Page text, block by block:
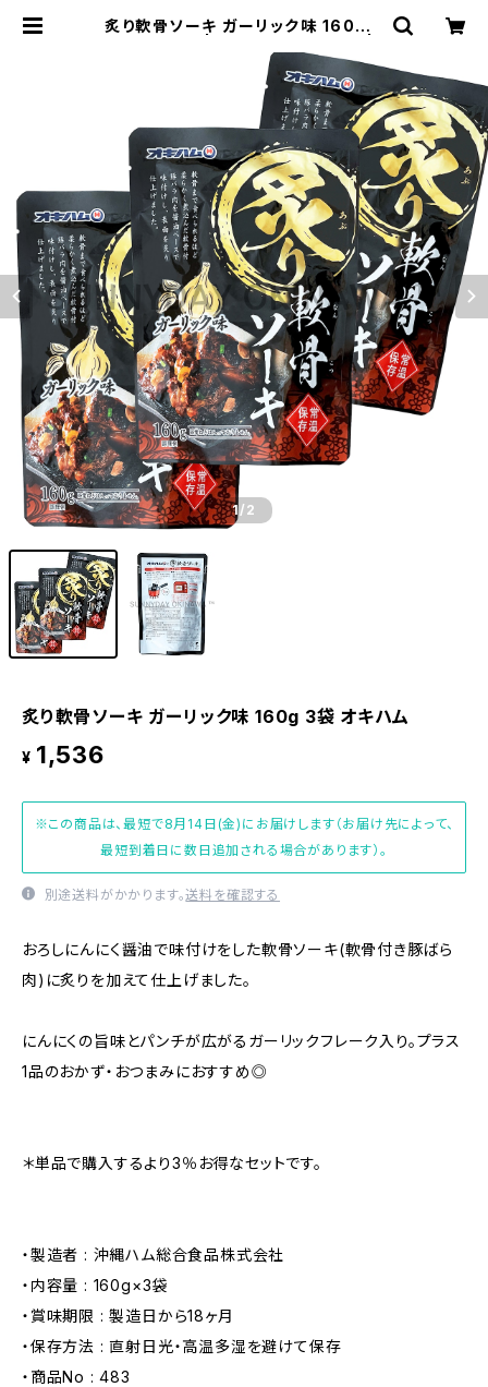
炙り軟骨ソーキ ガーリック味 160g 3
超沖縄専門店
1/2
炙り軟骨ソーキ ガーリック味 160g 3袋 オキハム
¥ 1,536
※この商品は、最短で8月14日(金)にお届けします（お届け先によって、
最短到着日に数日追加される場合があります）。
別途送料がかかります。送料を確認する
おろしにんにく醤油で味付けをした軟骨ソーキ(軟骨付き豚ばら
肉)に炙りを加えて仕上げました。
にんにくの旨味とパンチが広がるガーリックフレーク入り。プラス
1品のおかず・おつまみにおすすめ◎
＊単品で購入するより3％お得なセットです。
・製造者 : 沖縄ハム総合食品株式会社
・内容量 : 160g×3袋
・賞味期限 : 製造日から18ヶ月
・保存方法 : 直射日光・高温多湿を避けて保存
・商品No : 483